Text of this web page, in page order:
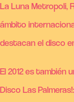
La Luna Metropoli,
ámbito
destacan el disco
El 2012 es también
Disco Las